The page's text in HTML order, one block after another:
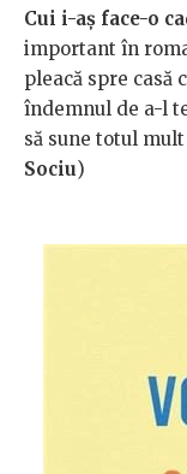
Cui i-aș face-o
important în
pleacă spre casă
îndemnul de a-l
să sune totul
Sociu)